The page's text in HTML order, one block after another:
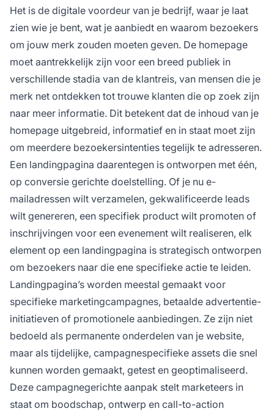
Het is de digitale voordeur van je bedrijf, waar je laat
zien wie je bent, wat je aanbiedt en waarom bezoekers
om jouw merk zouden moeten geven. De homepage
moet aantrekkelijk zijn voor een breed publiek in
verschillende stadia van de klantreis, van mensen die je
merk net ontdekken tot trouwe klanten die op zoek zijn
naar meer informatie. Dit betekent dat de inhoud van je
homepage uitgebreid, informatief en in staat moet zijn
om meerdere bezoekersintenties tegelijk te adresseren.
Een landingpagina daarentegen is ontworpen met één,
op conversie gerichte doelstelling. Of je nu e-
mailadressen wilt verzamelen, gekwalificeerde leads
wilt genereren, een specifiek product wilt promoten of
inschrijvingen voor een evenement wilt realiseren, elk
element op een landingpagina is strategisch ontworpen
om bezoekers naar die ene specifieke actie te leiden.
Landingpagina’s worden meestal gemaakt voor
specifieke marketingcampagnes, betaalde advertentie-
initiatieven of promotionele aanbiedingen. Ze zijn niet
bedoeld als permanente onderdelen van je website,
maar als tijdelijke, campagnespecifieke assets die snel
kunnen worden gemaakt, getest en geoptimaliseerd.
Deze campagnegerichte aanpak stelt marketeers in
staat om boodschap, ontwerp en call-to-action